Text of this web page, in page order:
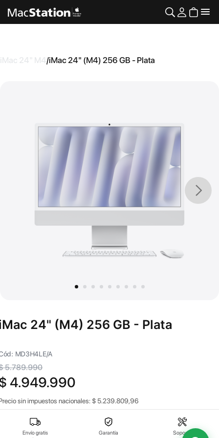
iMac 24" M4/iMac 24" (M4) 256 GB - Plata
24" (M4) 256 GB - Plata
MD3H4LE/A
5.789.990
4.949.990
sin impuestos nacionales: $ 5.239.809,96
Envío gratis
Garantía
Soporte